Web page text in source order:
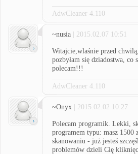
AdwCleaner 4.110
~nusia | 2015.02.07 10:51
Witajcie,wlaśnie przed
pozbyłam się dziadostwa, co
polecam!!!
AdwCleaner 4.110
~Onyx | 2015.02.02 10:27
Polecam programik. Lekki,
programem typu: masz 1500
skanowaniu - już jesteś
problemów dzieli Cię